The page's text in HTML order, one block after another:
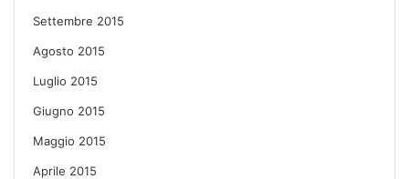
Settembre 2015
Agosto 2015
Luglio 2015
Giugno 2015
Maggio 2015
Aprile 2015